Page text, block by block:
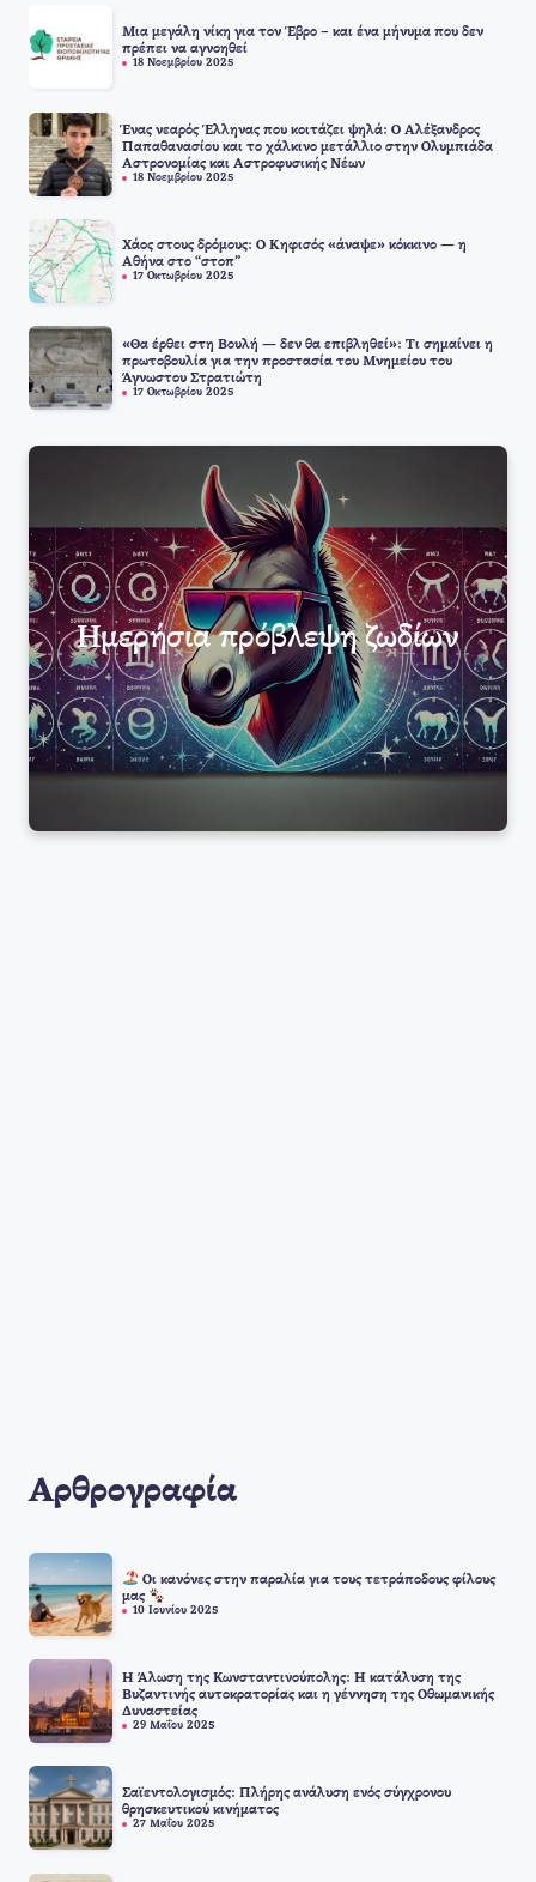
Μια μεγάλη νίκη για τον Έβρο – και ένα μήνυμα που δεν
πρέπει να αγνοηθεί
18 Νοεμβρίου 2025
Ένας νεαρός Έλληνας που κοιτάζει ψηλά: Ο Αλέξανδρος
Παπαθανασίου και το χάλκινο μετάλλιο στην Ολυμπιάδα
Αστρονομίας και Αστροφυσικής Νέων
18 Νοεμβρίου 2025
Χάος στους δρόμους: Ο Κηφισός «άναψε» κόκκινο — η
Αθήνα στο “στοπ”
17 Οκτωβρίου 2025
«Θα έρθει στη Βουλή — δεν θα επιβληθεί»: Τι σημαίνει η
πρωτοβουλία για την προστασία του Μνημείου του
Άγνωστου Στρατιώτη
17 Οκτωβρίου 2025
Ημερήσια πρόβλεψη ζωδίων
Αρθρογραφία
Οι κανόνες στην παραλία για τους τετράποδους φίλους
μας
10 Ιουνίου 2025
Η Άλωση της Κωνσταντινούπολης: Η κατάλυση της
Βυζαντινής αυτοκρατορίας και η γέννηση της Οθωμανικής
Δυναστείας
29 Μαΐου 2025
Σαϊεντολογισμός: Πλήρης ανάλυση ενός σύγχρονου
θρησκευτικού κινήματος
27 Μαΐου 2025